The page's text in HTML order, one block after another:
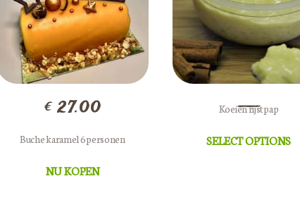
€27.00
Buche karamel 6 personen
NU KOPEN
Koeien rijstpap
SELECT OPTIONS